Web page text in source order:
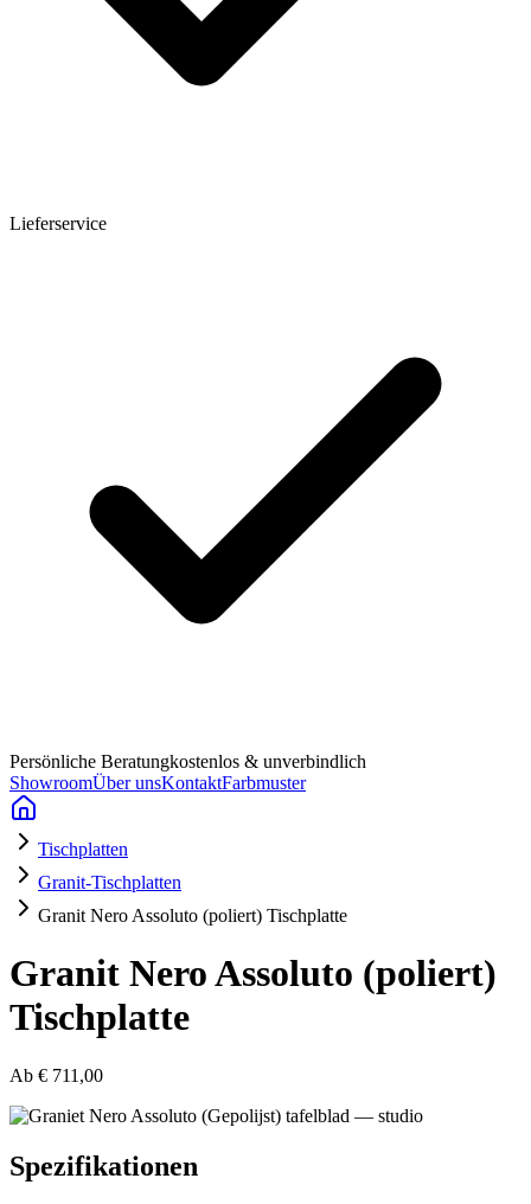
Lieferservice
Persönliche Beratungkostenlos & unverbindlich
ShowroomÜber unsKontaktFarbmuster
Tischplatten
Granit-Tischplatten
Granit Nero Assoluto (poliert) Tischplatte
Granit Nero Assoluto (poliert)
Tischplatte
Ab € 711,00
Spezifikationen